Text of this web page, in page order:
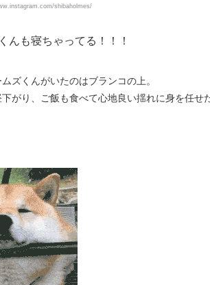
shibaholmes/
んも寝ちゃってる！！！
ズくんがいたのはブランコの上。
がり、ご飯も食べて心地良い揺れに身を任せ